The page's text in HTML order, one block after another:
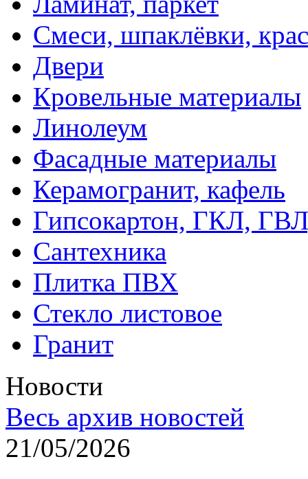
Смеси, шпаклёвки,
Двери
Кровельные материалы
Линолеум
Фасадные материалы
Керамогранит, кафель
Гипсокартон, ГКЛ,
Сантехника
Плитка ПВХ
Стекло листовое
Гранит
Новости
Весь архив новостей
21/05/2026